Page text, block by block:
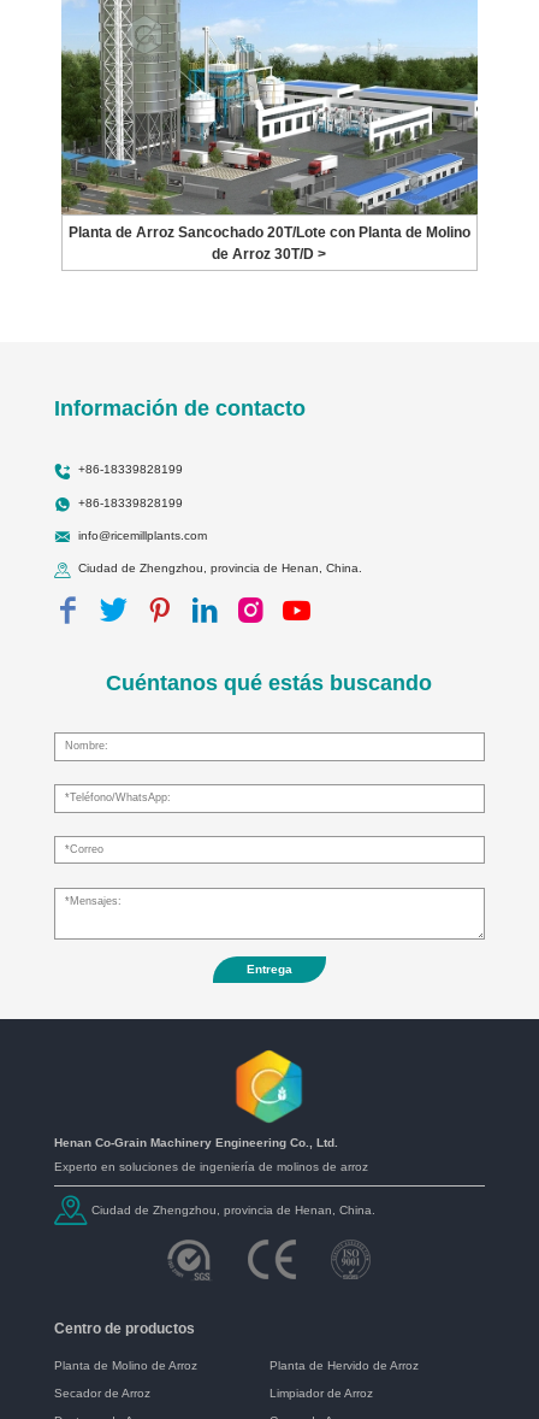
Planta de Arroz Sancochado 20T/Lote con Planta de Molino
de Arroz 30T/D >
Información de contacto
+86-18339828199
+86-18339828199
info@ricemillplants.com
Ciudad de Zhengzhou, provincia de Henan, China.
Cuéntanos qué estás buscando
Entrega
Henan Co-Grain Machinery Engineering Co., Ltd.
Experto en soluciones de ingeniería de molinos de arroz
Ciudad de Zhengzhou, provincia de Henan, China.
Centro de productos
Planta de Molino de Arroz Planta de Hervido de Arroz
Secador de Arroz Limpiador de Arroz